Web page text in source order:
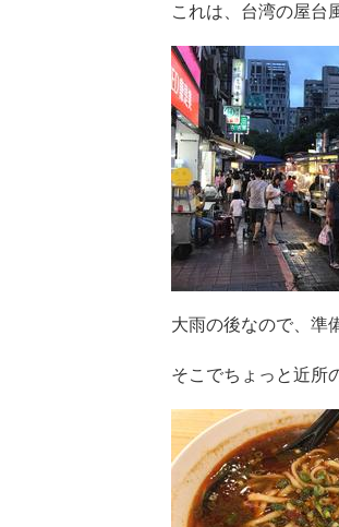
これは、台湾の屋台
大雨の後なので、準
そこでちょっと近所